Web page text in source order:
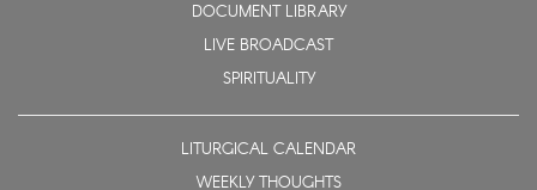
DOCUMENT LIBRARY
LIVE BROADCAST
SPIRITUALITY
LITURGICAL CALENDAR
WEEKLY THOUGHTS